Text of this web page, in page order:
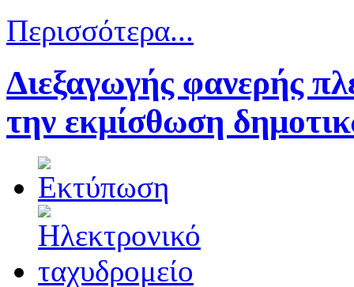
Περισσότερα...
Διεξαγωγής φανερής
την εκμίσθωση